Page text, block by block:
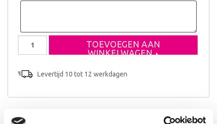
TOEVOEGEN AAN
WINKELWAGEN
Levertijd 10 tot 12 werkdagen